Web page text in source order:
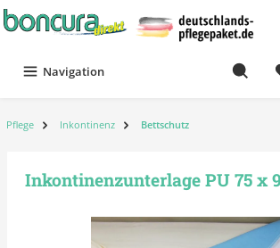
Navigation
Pflege Inkontinenz Bettschutz
Inkontinenzunterlage PU 75 x